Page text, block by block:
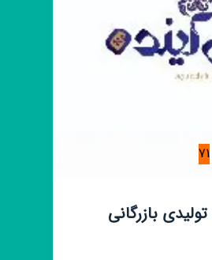
71
بازرگانی